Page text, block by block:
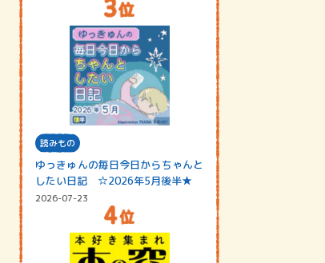
読みもの
ゆっきゅんの毎日今日からちゃんと
したい日記 ☆2026年5月後半★
2026-07-23